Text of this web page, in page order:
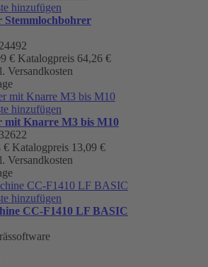
hinzufügen
€ Katalogpreis 64,26 €
Versandkosten
hinzufügen
mit Knarre M3 bis M10
€ Katalogpreis 13,09 €
Versandkosten
hinzufügen
CC-F1410 LF BASIC